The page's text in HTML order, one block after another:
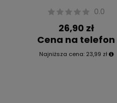
0.0
26,90 zł
Cena na telefon
Najniższa cena: 23,99 zł